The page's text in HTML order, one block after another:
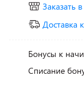
Заказать
Доставка
Бонусы к
Списание